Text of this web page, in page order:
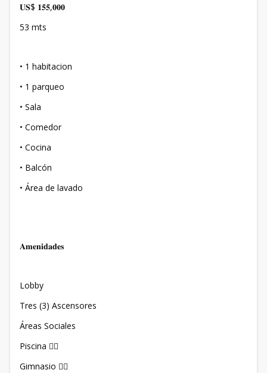
𝐔𝐒$ 𝟏𝟓𝟓,𝟎𝟎𝟎
53 mts
•⁠ ⁠1 habitacion
•⁠ ⁠1 parqueo
•⁠ ⁠Sala
•⁠ ⁠Comedor
•⁠ ⁠Cocina
•⁠ ⁠Balcón
•⁠ ⁠Área de lavado
𝐀𝐦𝐞𝐧𝐢𝐝𝐚𝐝𝐞𝐬
Lobby
Tres (3) Ascensores
Áreas Sociales
Piscina 🏊‍♀️
Gimnasio 🏋️‍♀️